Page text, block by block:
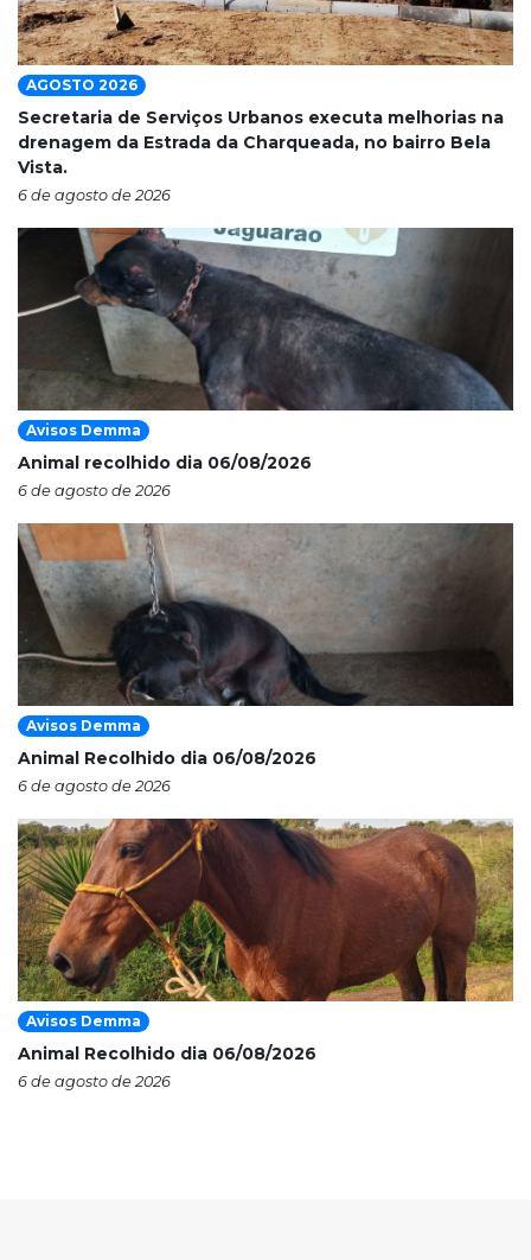
AGOSTO 2026
Secretaria de Serviços Urbanos executa melhorias na
drenagem da Estrada da Charqueada, no bairro Bela
Vista.
6 de agosto de 2026
Avisos Demma
Animal recolhido dia 06/08/2026
6 de agosto de 2026
Avisos Demma
Animal Recolhido dia 06/08/2026
6 de agosto de 2026
Avisos Demma
Animal Recolhido dia 06/08/2026
6 de agosto de 2026